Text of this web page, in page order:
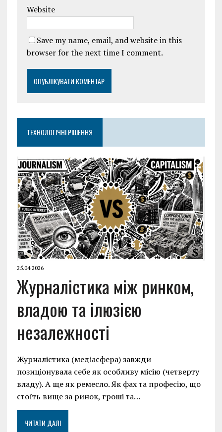
Website
Save my name, email, and website in this
browser for the next time I comment.
ТЕХНОЛОГІЧНІ РІШЕННЯ
25.04.2026
Журналістика між ринком,
владою та ілюзією
незалежності
Журналістика (медіасфера) завжди
позиціонувала себе як особливу місію (четверту
владу). А ще як ремесло. Як фах та професію, що
стоїть вище за ринок, гроші та…
ЧИТАТИ ДАЛІ